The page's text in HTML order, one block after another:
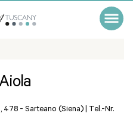
478 - Sarteano (Siena) | Tel.-Nr.